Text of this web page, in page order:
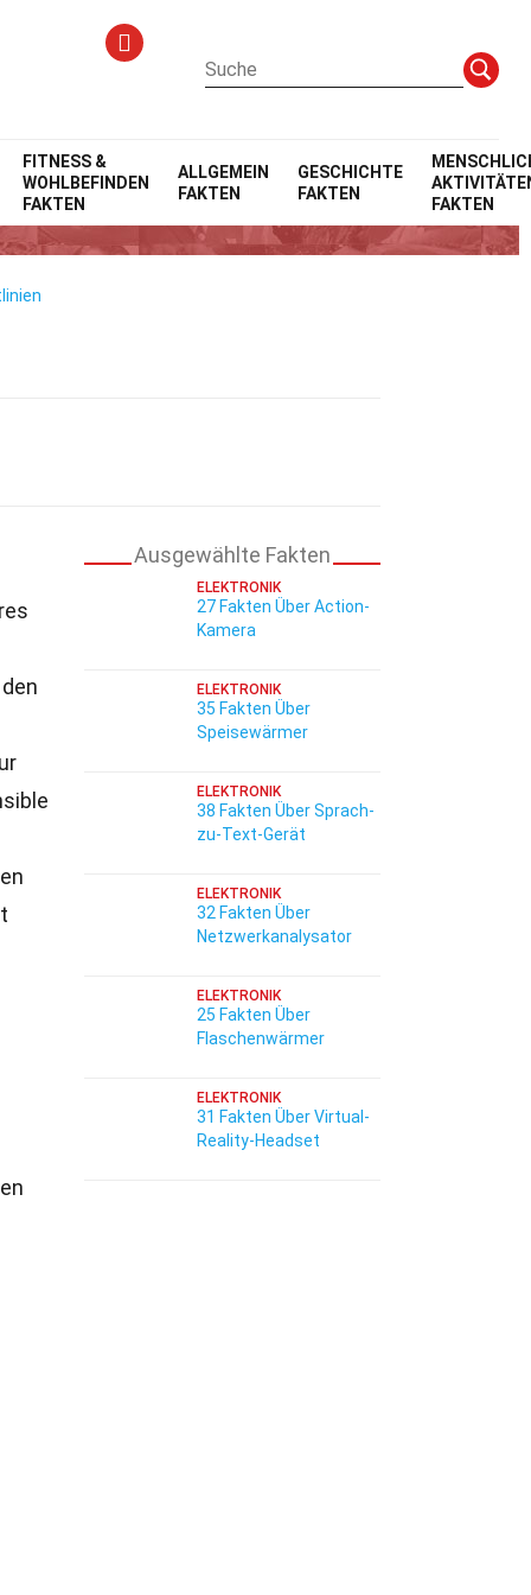
FITNESS &
WOHLBEFINDEN
FAKTEN
ALLGEMEIN
FAKTEN
GESCHICHTE
FAKTEN
FAKTEN
Ausgewählte Fakten
ELEKTRONIK
27 Fakten Über Action-
Kamera
ELEKTRONIK
35 Fakten Über
Speisewärmer
ELEKTRONIK
38 Fakten Über Sprach-
zu-Text-Gerät
ELEKTRONIK
32 Fakten Über
Netzwerkanalysator
ELEKTRONIK
25 Fakten Über
Flaschenwärmer
ELEKTRONIK
31 Fakten Über Virtual-
Reality-Headset